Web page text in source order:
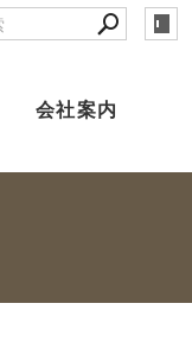
会社案内